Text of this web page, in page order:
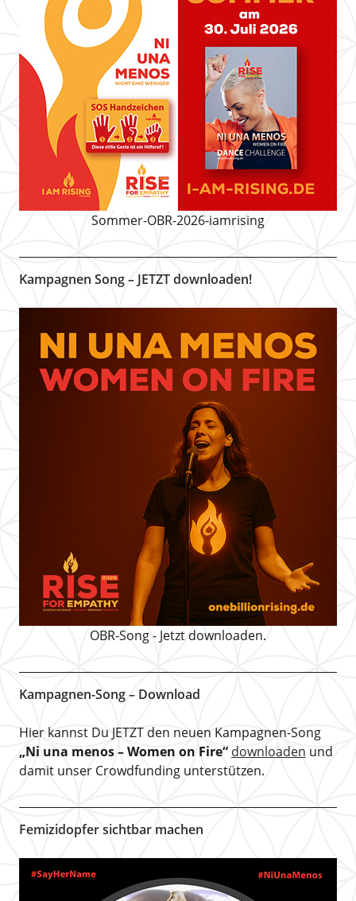
Sommer-OBR-2026-iamrising
Kampagnen Song – JETZT downloaden!
OBR-Song - Jetzt downloaden.
Kampagnen-Song – Download
Hier kannst Du JETZT den neuen Kampagnen-Song
„Ni una menos – Women on Fire“ downloaden und
damit unser Crowdfunding unterstützen.
Femizidopfer sichtbar machen